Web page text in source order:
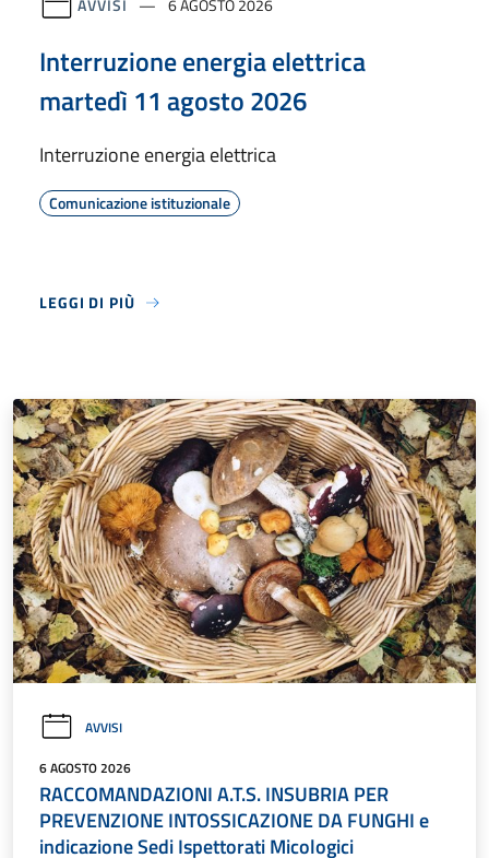
Interruzione energia elettrica
martedì 11 agosto 2026
Interruzione energia elettrica
Comunicazione istituzionale
LEGGI DI PIÙ
AVVISI
6 AGOSTO 2026
RACCOMANDAZIONI A.T.S. INSUBRIA PER
PREVENZIONE INTOSSICAZIONE DA FUNGHI e
indicazione Sedi Ispettorati Micologici